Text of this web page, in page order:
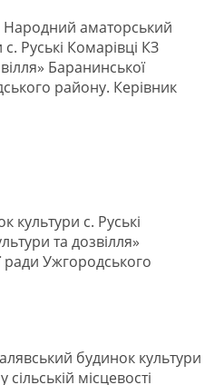
Народний аматорський
Руські Комарівці КЗ
Баранинської
району. Керівник
культури с. Руські
та дозвілля»
ради Ужгородського
будинок культури
місцевості